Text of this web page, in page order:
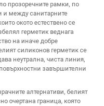
прозоречните рамки, по
и между санитарните
окото естествено се
герметик веднага
на иначе добре
силиконов герметик се
неутрална, чиста линия,
завършителни
алтернативи, белият
очертана граница, която